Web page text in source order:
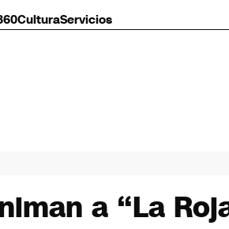
CulturaServicios
a “La